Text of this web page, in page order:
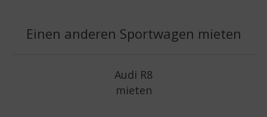
Einen anderen Sportwagen mieten
Audi R8
mieten